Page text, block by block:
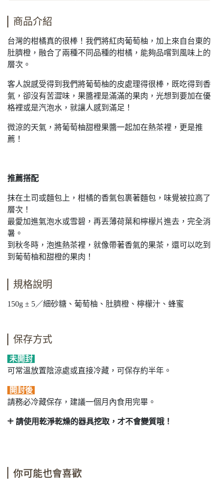
商品介紹
台灣的柑橘真的很棒！我們將紅肉葡萄柚，加上來自台東的
肚臍橙，融合了兩種不同品種的柑橘，能夠品嚐到風味上的
層次。
客人說感受得到我們將葡萄柚的皮處理得很棒，既吃得到香
氣，卻沒有苦澀味，果醬裡是滿滿的果肉，光想到要加在優
格裡或是汽泡水，就讓人感到滿足！
微涼的天氣，將葡萄柚甜橙果醬一起加在熱茶裡，更是推
薦！
推薦搭配
抹在土司或麵包上，柑橘的香氣包裹著麵包，味覺被拉高了
層次！
最愛加進氣泡水或雪碧，再丟薄荷葉和檸檬片進去，完全消
暑。
到秋冬時，泡進熱茶裡，就像帶著香氣的果茶，還可以吃到
到葡萄柚和甜橙的果肉！
規格說明
150g ± 5／細砂糖、葡萄柚、肚臍橙、檸檬汁、蜂蜜
保存方式
未開封
可常溫放置陰涼處或直接冷藏，可保存約半年。
開封後
請務必冷藏保存，建議一個月內食用完畢。
𓇬 請使用乾淨乾燥的器具挖取，才不會變質哦！
你可能也會喜歡